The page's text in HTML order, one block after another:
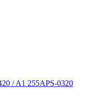
/ A1 255APS-0320